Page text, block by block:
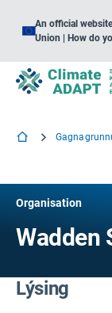
An official
Union | How do
Organisation
Wadden
Lýsing